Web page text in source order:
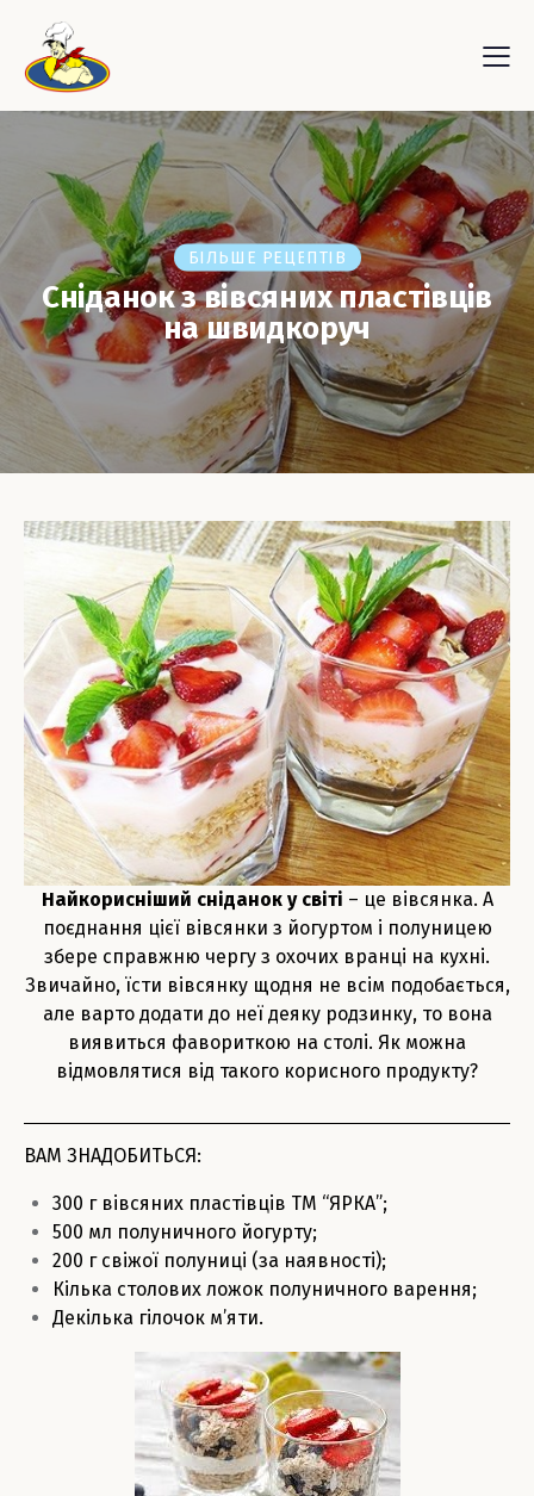
БІЛЬШЕ РЕЦЕПТІВ
Сніданок з вівсяних пластівців
на швидкоруч
Найкорисніший сніданок у світі – це вівсянка. А
поєднання цієї вівсянки з йогуртом і полуницею
збере справжню чергу з охочих вранці на кухні.
Звичайно, їсти вівсянку щодня не всім подобається,
але варто додати до неї деяку родзинку, то вона
виявиться фавориткою на столі. Як можна
відмовлятися від такого корисного продукту?
ВАМ ЗНАДОБИТЬСЯ:
300 г вівсяних пластівців ТМ “ЯРКА”;
500 мл полуничного йогурту;
200 г свіжої полуниці (за наявності);
Кілька столових ложок полуничного варення;
Декілька гілочок м’яти.